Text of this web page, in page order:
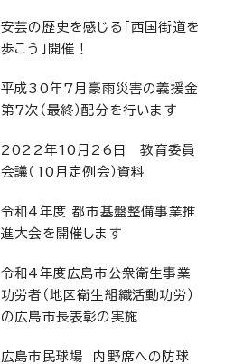
安芸の歴史を感じる「西国街道を
歩こう」開催！
平成30年7月豪雨災害の義援金
第7次（最終）配分を行います
2022年10月26日 教育委員
会議（10月定例会）資料
令和4年度 都市基盤整備事業推
進大会を開催します
令和4年度広島市公衆衛生事業
功労者（地区衛生組織活動功労）
の広島市長表彰の実施
広島市民球場 内野席への防球